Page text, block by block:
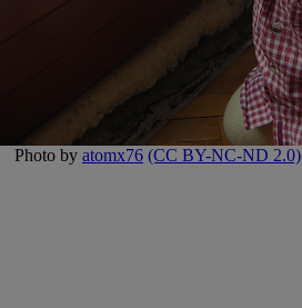
Photo by atomx76 (CC BY-NC-ND 2.0)